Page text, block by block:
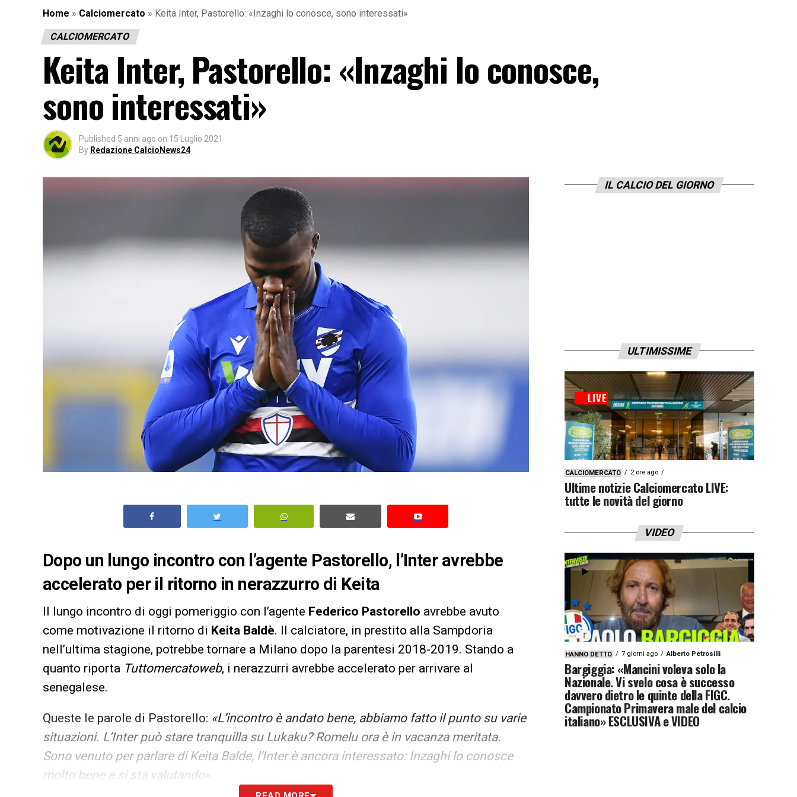
Home » Calciomercato » Keita Inter, Pastorello: «Inzaghi lo conosce, sono interessati»
CALCIOMERCATO
Keita Inter, Pastorello: «Inzaghi lo conosce,
sono interessati»
Published 5 anni ago on 15 Luglio 2021
By Redazione CalcioNews24
Dopo un lungo incontro con l’agente Pastorello, l’Inter avrebbe
accelerato per il ritorno in nerazzurro di Keita
Il lungo incontro di oggi pomeriggio con l’agente Federico Pastorello avrebbe avuto
come motivazione il ritorno di Keita Baldè. Il calciatore, in prestito alla Sampdoria
nell’ultima stagione, potrebbe tornare a Milano dopo la parentesi 2018-2019. Stando a
quanto riporta Tuttomercatoweb, i nerazzurri avrebbe accelerato per arrivare al
senegalese.
Queste le parole di Pastorello: «L’incontro è andato bene, abbiamo fatto il punto su varie
situazioni. L’Inter può stare tranquilla su Lukaku? Romelu ora è in vacanza meritata.
Sono venuto per parlare di Keita Balde, l’Inter è ancora interessato: Inzaghi lo conosce
molto bene e si sta valutando».
IL CALCIO DEL GIORNO
ULTIMISSIME
CALCIOMERCATO 2 ore ago
Ultime notizie Calciomercato LIVE:
tutte le novità del giorno
VIDEO
HANNO DETTO 7 giorni ago Alberto Petrosilli
Bargiggia: «Mancini voleva solo la
Nazionale. Vi svelo cosa è successo
davvero dietro le quinte della FIGC.
Campionato Primavera male del calcio
italiano» ESCLUSIVA e VIDEO